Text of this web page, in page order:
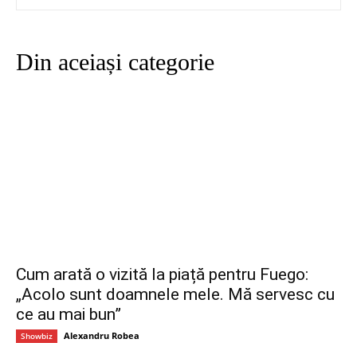
Din aceiași categorie
Cum arată o vizită la piață pentru Fuego:
„Acolo sunt doamnele mele. Mă servesc cu
ce au mai bun”
Showbiz Alexandru Robea